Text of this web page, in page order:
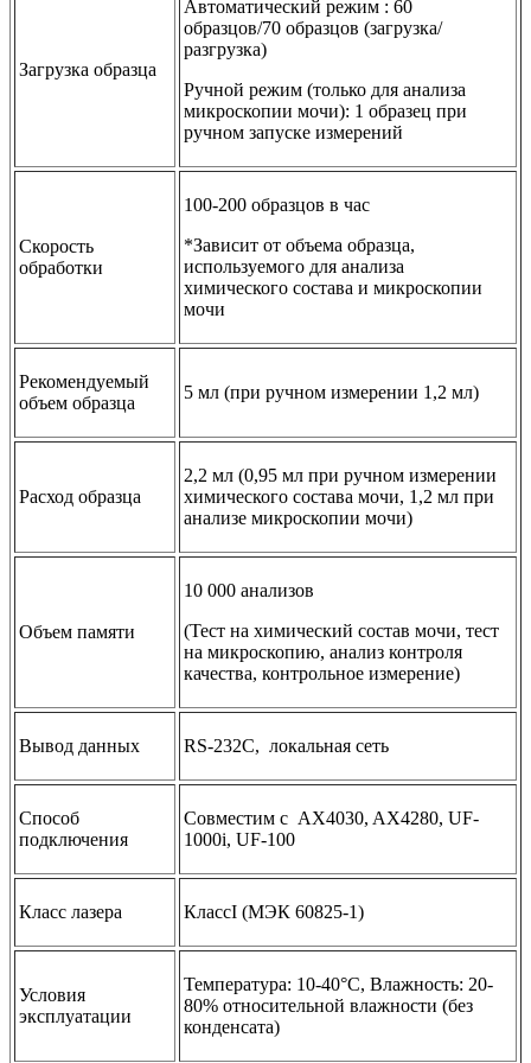
Загрузка образца
Автоматический режим : 60
образцов/70 образцов (загрузка/
разгрузка)
Ручной режим (только для анализа
микроскопии мочи): 1 образец при
ручном запуске измерений
Скорость
обработки
100-200 образцов в час
*Зависит от объема образца,
используемого для анализа
химического состава и микроскопии
мочи
Рекомендуемый
объем образца
5 мл (при ручном измерении 1,2 мл)
Расход образца
2,2 мл (0,95 мл при ручном измерении
химического состава мочи, 1,2 мл при
анализе микроскопии мочи)
Объем памяти
10 000 анализов
(Тест на химический состав мочи, тест
на микроскопию, анализ контроля
качества, контрольное измерение)
Вывод данных RS-232C, локальная сеть
Способ
подключения
Совместим с AX4030, AX4280, UF-
1000i, UF-100
Класс лазера КлассI (МЭК 60825-1)
Условия
эксплуатации
Температура: 10-40°С, Влажность: 20-
80% относительной влажности (без
конденсата)